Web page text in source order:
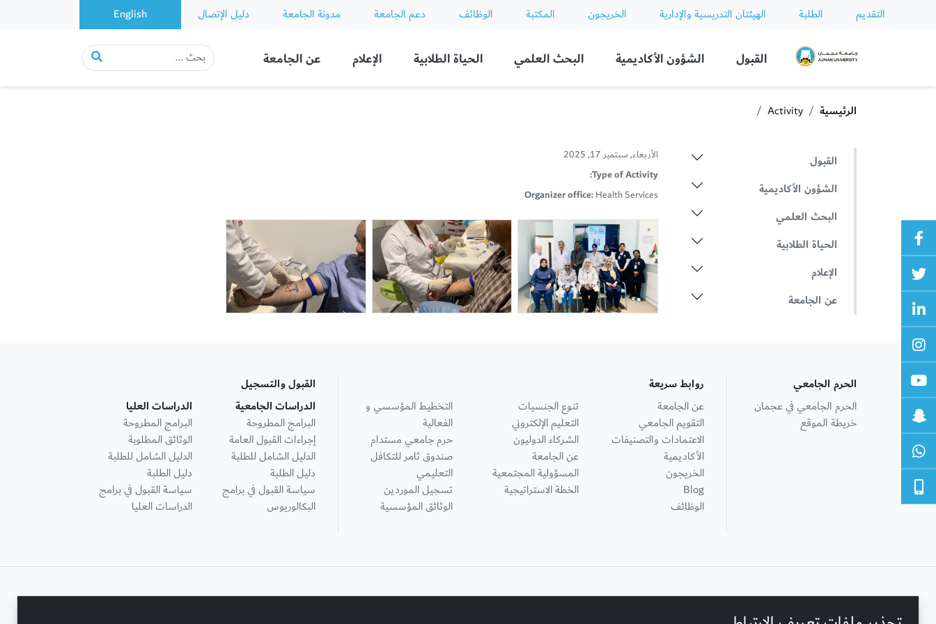
التقديم الطلبة الهيئتان التدريسية والإدارية الخريجون المكتبة الوظائف دعم الجامعة مدونة الجامعة دليل الإتصال English
Ajman University
القبول الشؤون الأكاديمية البحث العلمي الحياة الطلابية الإعلام عن الجامعة
الرئيسية Activity
القبول
الشؤون الأكاديمية
البحث العلمي
الحياة الطلابية
الإعلام
عن الجامعة
الأربعاء, سبتمبر 17, 2025
Type of Activity:
Organizer office:Health Services
الحرم الجامعي
الحرم الجامعي في عجمان
خريطة الموقع
روابط سريعة
عن الجامعة
التقويم الجامعي
الاعتمادات والتصنيفات
الأكاديمية
الخريجون
Blog
الوظائف
تنوع الجنسيات
التعليم الإلكتروني
الشركاء الدوليون
عن الجامعة
المسؤولية المجتمعية
الخطة الاستراتيجية
التخطيط المؤسسي و
الفعالية
حرم جامعي مستدام
صندوق ثامر للتكافل
التعليمي
تسجيل الموردين
الوثائق المؤسسية
القبول والتسجيل
الدراسات الجامعية
البرامج المطروحة
إجراءات القبول العامة
الدليل الشامل للطلبة
دليل الطلبة
سياسة القبول في برامج
البكالوريوس
الدراسات العليا
البرامج المطروحة
الوثائق المطلوبة
الدليل الشامل للطلبة
دليل الطلبة
سياسة القبول في برامج
الدراسات العليا